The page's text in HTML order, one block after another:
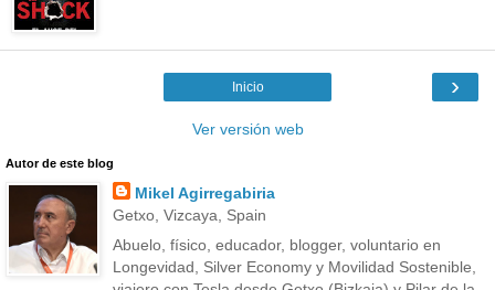
›
Inicio
Ver versión web
Autor de este blog
Mikel Agirregabiria
Getxo, Vizcaya, Spain
Abuelo, físico, educador, blogger, voluntario en
Longevidad, Silver Economy y Movilidad Sostenible,